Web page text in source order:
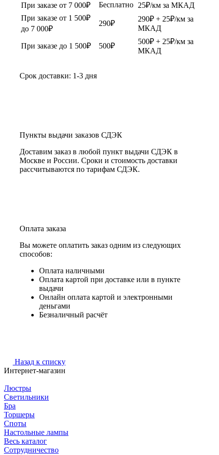
При заказе от 7 000₽
Бесплатно 25₽/км за МКАД
При заказе от 1 500₽
до 7 000₽
290₽
290₽ + 25₽/км за
МКАД
При заказе до 1 500₽ 500₽
500₽ + 25₽/км за
МКАД
Срок доставки: 1-3 дня
Пункты выдачи заказов СДЭК
Доставим заказ в любой пункт выдачи СДЭК в
Москве и России. Сроки и стоимость доставки
рассчитываются по тарифам СДЭК.
Оплата заказа
Вы можете оплатить заказ одним из следующих
способов:
Оплата наличными
Оплата картой при доставке или в пункте
выдачи
Онлайн оплата картой и электронными
деньгами
Безналичный расчёт
Назад к списку
Интернет-магазин
Люстры
Светильники
Бра
Торшеры
Споты
Настольные лампы
Весь каталог
Сотрудничество